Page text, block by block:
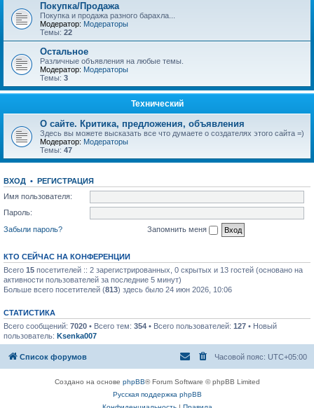
Покупка/Продажа
Покупка и продажа разного барахла...
Модератор: Модераторы
Темы: 22
Остальное
Различные объявления на любые темы.
Модератор: Модераторы
Темы: 3
Технический
О сайте. Критика, предложения, объявления
Здесь вы можете высказать все что думаете о создателях этого сайта =)
Модератор: Модераторы
Темы: 47
ВХОД • РЕГИСТРАЦИЯ
Имя пользователя:
Пароль:
Забыли пароль?
Запомнить меня
КТО СЕЙЧАС НА КОНФЕРЕНЦИИ
Всего 15 посетителей :: 2 зарегистрированных, 0 скрытых и 13 гостей (основано на
активности пользователей за последние 5 минут)
Больше всего посетителей (813) здесь было 24 июн 2026, 10:06
СТАТИСТИКА
Всего сообщений: 7020 • Всего тем: 354 • Всего пользователей: 127 • Новый
пользователь: Ksenka007
Список форумов Часовой пояс: UTC+05:00
Создано на основе phpBB® Forum Software © phpBB Limited
Русская поддержка phpBB